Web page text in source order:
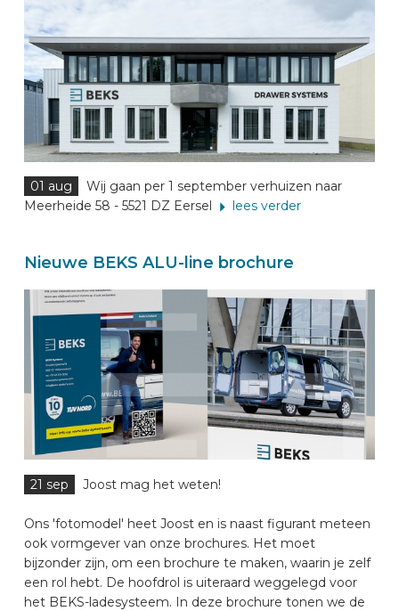
01 aug
Wij gaan per 1 september verhuizen naar
Meerheide 58 - 5521 DZ Eersel
lees verder
Nieuwe BEKS ALU-line brochure
21 sep Joost mag het weten!
Ons 'fotomodel' heet Joost en is naast figurant meteen
ook vormgever van onze brochures. Het moet
bijzonder zijn, om een brochure te maken, waarin je zelf
een rol hebt. De hoofdrol is uiteraard weggelegd voor
het BEKS-ladesysteem. In deze brochure tonen we de